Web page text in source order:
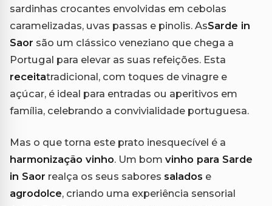
sardinhas crocantes envolvidas em cebolas
caramelizadas, uvas passas e pinolis. AsSarde in
Saor são um clássico veneziano que chega a
Portugal para elevar as suas refeições. Esta
receitatradicional, com toques de vinagre e
açúcar, é ideal para entradas ou aperitivos em
família, celebrando a convivialidade portuguesa.
Mas o que torna este prato inesquecível é a
harmonização vinho. Um bom vinho para Sarde
in Saor realça os seus sabores salados e
agrodolce, criando uma experiência sensorial